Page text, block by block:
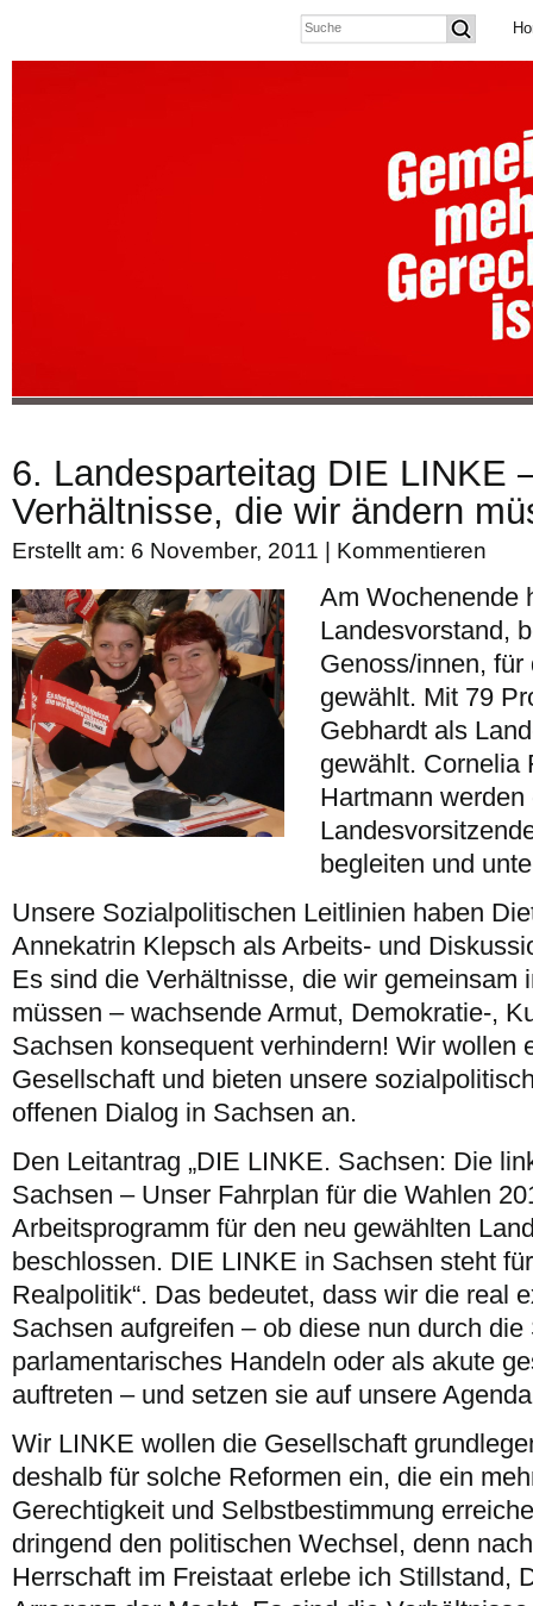
6. Landesparteitag DIE LINKE
Verhältnisse, die wir ändern
Erstellt am: 6 November, 2011 | Kommentieren
Am Wochenende
Landesvorstand,
Genoss/innen,
gewählt. Mit 79
Gebhardt als
gewählt. Cornelia
Hartmann
begleiten und
Unsere Sozialpolitischen Leitlinien haben
Annekatrin Klepsch als Arbeits- und
Es sind die Verhältnisse, die wir gemeinsam
müssen – wachsende Armut, Demokratie-,
Sachsen konsequent verhindern! Wir wollen
Gesellschaft und bieten unsere
offenen Dialog in Sachsen an.
Den Leitantrag „DIE LINKE. Sachsen: Die
Sachsen – Unser Fahrplan für die Wahlen
Arbeitsprogramm für den neu gewählten
beschlossen. DIE LINKE in Sachsen steht
Realpolitik“. Das bedeutet, dass wir die real
Sachsen aufgreifen – ob diese nun durch
parlamentarisches Handeln oder als akute
auftreten – und setzen sie auf unsere
Wir LINKE wollen die Gesellschaft
deshalb für solche Reformen ein, die ein
Gerechtigkeit und Selbstbestimmung
dringend den politischen Wechsel, denn
Herrschaft im Freistaat erlebe ich Stillstand,